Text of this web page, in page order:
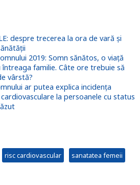
despre trecerea la ora de vară și
2019: Somn sănătos, o viață
familie. Câte ore trebuie să
vârstă?
ar putea explica incidența
la persoanele cu status
risc cardiovascular sanatatea femeii